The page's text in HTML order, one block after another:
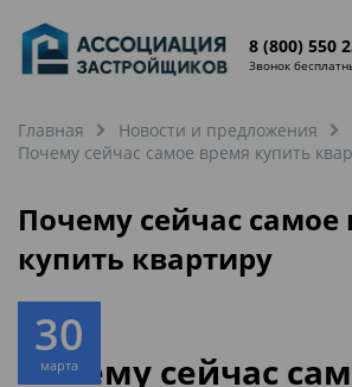
8 (800) 550
Звонок
Главная
Новости и предложения
Почему сейчас самое время купить
Почему сейчас самое
купить квартиру
30
марта
Почему сейчас